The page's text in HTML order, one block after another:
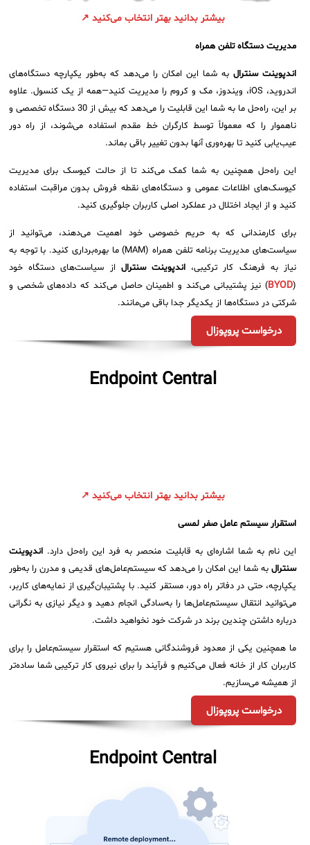
بیشتر بدانید بهتر انتخاب می‌کنید ↗
مدیریت دستگاه تلفن همراه
اندپوینت سنترال به شما این امکان را می‌دهد که به‌طور یکپارچه دستگاه‌های
اندروید، iOS، ویندوز، مک و کروم را مدیریت کنید—همه از یک کنسول. علاوه
بر این، راه‌حل ما به شما این قابلیت را می‌دهد که بیش از 30 دستگاه تخصصی و
ناهموار را که معمولاً توسط کارگران خط مقدم استفاده می‌شوند، از راه دور
عیب‌یابی کنید تا بهره‌وری آنها بدون تغییر باقی بماند.
این راه‌حل همچنین به شما کمک می‌کند تا از حالت کیوسک برای مدیریت
کیوسک‌های اطلاعات عمومی و دستگاه‌های نقطه فروش بدون مراقبت استفاده
کنید و از ایجاد اختلال در عملکرد اصلی کاربران جلوگیری کنید.
برای کارمندانی که به حریم خصوصی خود اهمیت می‌دهند، می‌توانید از
سیاست‌های مدیریت برنامه تلفن همراه (MAM) ما بهره‌برداری کنید. با توجه به
نیاز به فرهنگ کار ترکیبی، اندپوینت سنترال از سیاست‌های دستگاه خود
(
BYOD) نیز پشتیبانی می‌کند و اطمینان حاصل می‌کند که داده‌های شخصی و
شرکتی در دستگاه‌ها از یکدیگر جدا باقی می‌مانند.
درخواست پروپوزال
Endpoint Central
بیشتر بدانید بهتر انتخاب می‌کنید ↗
استقرار سیستم عامل صفر لمسی
این نام به شما اشاره‌ای به قابلیت منحصر به فرد این راه‌حل دارد. اندپوینت
سنترال به شما این امکان را می‌دهد که سیستم‌عامل‌های قدیمی و مدرن را به‌طور
یکپارچه، حتی در دفاتر راه دور، مستقر کنید. با پشتیبان‌گیری از نمایه‌های کاربر،
می‌توانید انتقال سیستم‌عامل‌ها را به‌سادگی انجام دهید و دیگر نیازی به نگرانی
درباره داشتن چندین برند در شرکت خود نخواهید داشت.
ما همچنین یکی از معدود فروشندگانی هستیم که استقرار سیستم‌عامل را برای
کاربران کار از خانه فعال می‌کنیم و فرآیند را برای نیروی کار ترکیبی شما ساده‌تر
از همیشه می‌سازیم.
درخواست پروپوزال
Endpoint Central